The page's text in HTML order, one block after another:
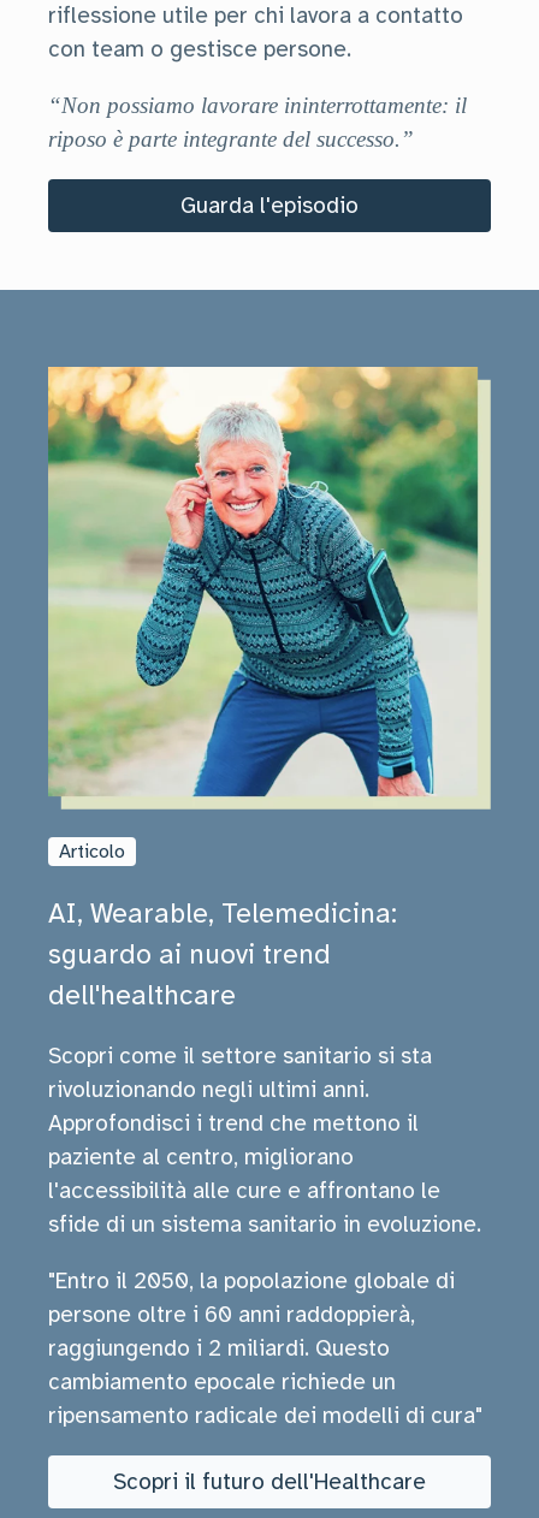
riflessione utile per chi lavora a contatto
con team o gestisce persone.
“Non possiamo lavorare ininterrottamente: il
riposo è parte integrante del successo.”
Guarda l'episodio
Articolo
AI, Wearable, Telemedicina:
sguardo ai nuovi trend
dell'healthcare
Scopri come il settore sanitario si sta
rivoluzionando negli ultimi anni.
Approfondisci i trend che mettono il
paziente al centro, migliorano
l'accessibilità alle cure e affrontano le
sfide di un sistema sanitario in evoluzione.
"Entro il 2050, la popolazione globale di
persone oltre i 60 anni raddoppierà,
raggiungendo i 2 miliardi. Questo
cambiamento epocale richiede un
ripensamento radicale dei modelli di cura"
Scopri il futuro dell'Healthcare